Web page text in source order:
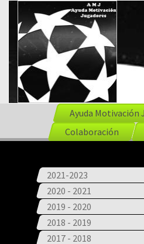
Ayuda Motivación
Colaboración
2021-2023
2020 - 2021
2019 - 2020
2018 - 2019
2017 - 2018